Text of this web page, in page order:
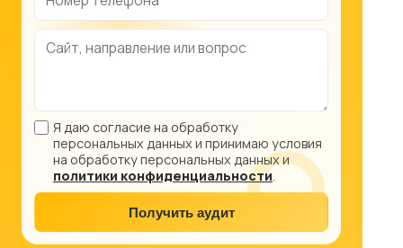
Я даю согласие на обработку
персональных данных и принимаю условия
на обработку персональных данных и
политики конфиденциальности.
Получить аудит